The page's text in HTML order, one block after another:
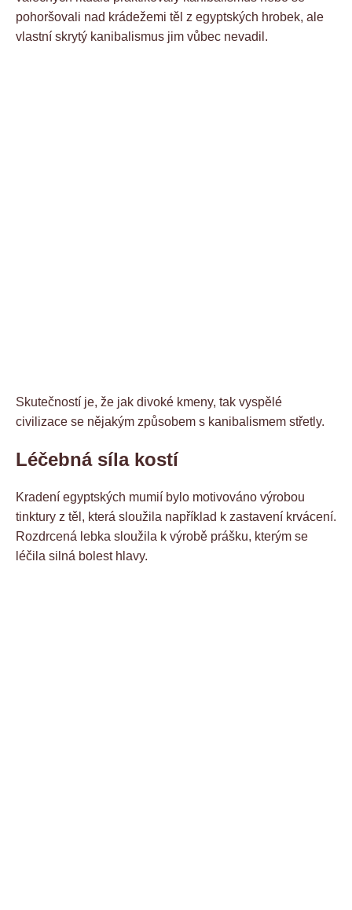
pohoršovali nad krádežemi těl z egyptských hrobek, ale
vlastní skrytý kanibalismus jim vůbec nevadil.
Skutečností je, že jak divoké kmeny, tak vyspělé
civilizace se nějakým způsobem s kanibalismem střetly.
Léčebná síla kostí
Kradení egyptských mumií bylo motivováno výrobou
tinktury z těl, která sloužila například k zastavení krvácení.
Rozdrcená lebka sloužila k výrobě prášku, kterým se
léčila silná bolest hlavy.